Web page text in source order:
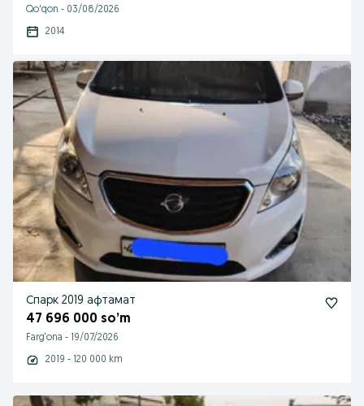
Qo'qon - 03/08/2026
2014
Спарк 2019 афтамат
47 696 000 so’m
Farg‘ona - 19/07/2026
2019 - 120 000 km